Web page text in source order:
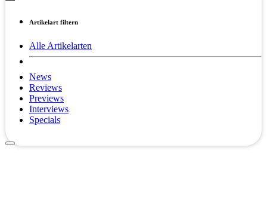
Artikelart filtern
Alle Artikelarten
News
Reviews
Previews
Interviews
Specials